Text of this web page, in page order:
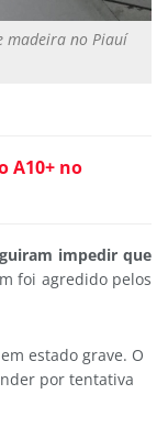
madeira no Piauí
A10+ no
impedir que
foi agredido pelos
estado grave. O
por tentativa